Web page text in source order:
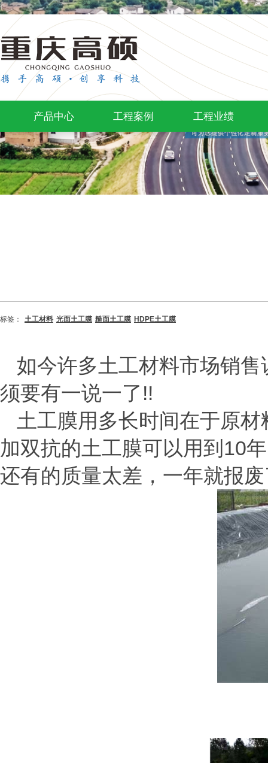
产品中心 工程案例 工程业绩
标签： 土工材料 光面土工膜 糙面土工膜 HDPE土工膜
如今许多土工材料市场销
须要有一说一了 !!
土工膜用多长时间在于原
加双抗的土工膜可以用到 10
还有的质量太差，一年就报